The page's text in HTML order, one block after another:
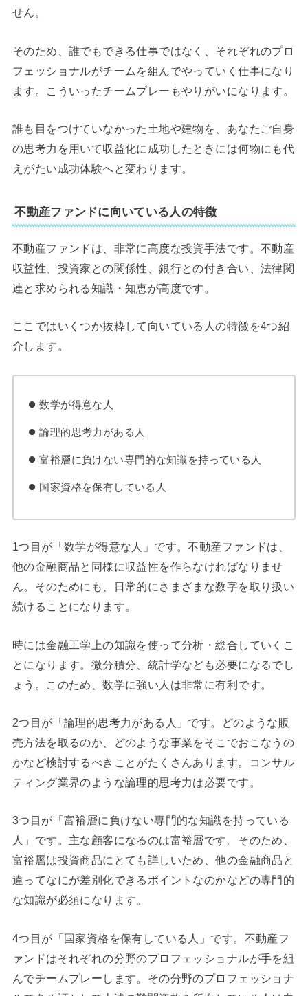
せん。
そのため、誰でもできる仕事ではなく、それぞれのプロ
フェッショナルがチームを組んでやっていく仕事になり
ます。こういったチームプレーもやりがいになります。
誰も目をつけていなかった土地や建物を、あなたご自身
の思考力を用いて収益化に成功したときには何物にも代
えがたい成功体験へと変わります。
不動産ファンドに向いている人の特徴
不動産ファンドは、非常に高度な投資手法です。不動産
収益性、投資家との関係性、銀行との付き合い、法律関
連と求められる知識・知恵が高度です。
ここではいくつか抜粋して向いている人の特徴を4つ紹
介します。
数学が得意な人
論理的思考力がある人
富裕層に負けない専門的な知識を持っている人
国家資格を保有している人
1つ目が「数学が得意な人」です。不動産ファンドは、
他の金融商品と同様に収益性を作らなければなりませ
ん。そのためにも、日常的にさまざまな数字を取り扱い
続けることになります。
時には金融工学上の知識を使って分析・総合していくこ
とになります。微分積分、統計学なども必要になるでし
ょう。このため、数学に強い人は非常に有利です。
2つ目が「論理的思考力がある人」です。どのような販
売方法を取るのか、どのような事業をそこでおこなうの
かなど検討するべきことがたくさんあります。コンサル
ティング業界のような論理的思考力は必要です。
3つ目が「富裕層に負けない専門的な知識を持っている
人」です。主な顧客になるのは富裕層です。そのため、
富裕層は投資商品にとても詳しいため、他の金融商品と
違ってなにが差別化できるポイントなのかなどの専門的
な知識が必須になります。
4つ目が「国家資格を保有している人」です。不動産フ
ァンドはそれぞれの分野のプロフェッショナルが手を組
んでチームプレーします。その分野のプロフェッショナ